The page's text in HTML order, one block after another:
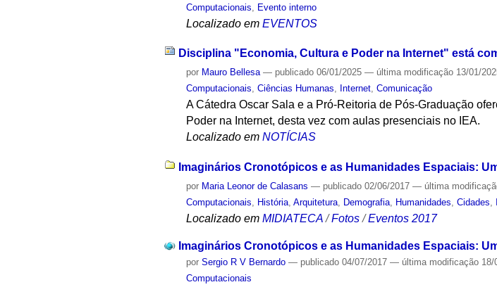
Computacionais
Evento interno
Localizado em EVENTOS
Disciplina "Economia, Cultura e Poder na Internet" está
por Mauro Bellesa — publicado 06/01/2025— última modificação 13/01/
Computacionais,Ciências Humanas, Internet,Comunicação
A Cátedra Oscar Sala e a Pró-Reitoria de Pós-Graduação
Poder na Internet, desta vez com aulas presenciais no IEA.
Localizado em NOTÍCIAS
Imaginários Cronotópicos e as Humanidades Espaciais:
por Maria Leonor de Calasans — publicado 02/06/2017— última
Computacionais
História ,Arquitetura Demografia Humanidades ,Cidades
Localizado em MIDIATECA /Fotos /Eventos 2017
Imaginários Cronotópicos e as Humanidades Espaciais:
porSergio R V Bernardo — publicado 04/07/2017— última modificação 18/
Computacionais